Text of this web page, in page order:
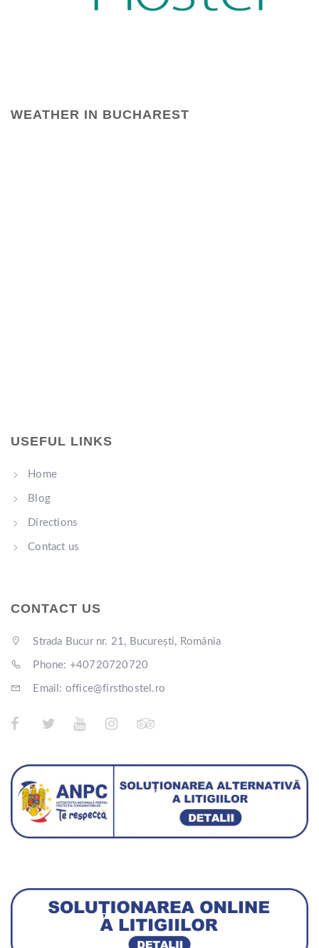
WEATHER IN BUCHAREST
USEFUL LINKS
Home
Blog
Directions
Contact us
CONTACT US
Strada Bucur nr. 21, București, România
Phone: +40720720720
Email: office@firsthostel.ro